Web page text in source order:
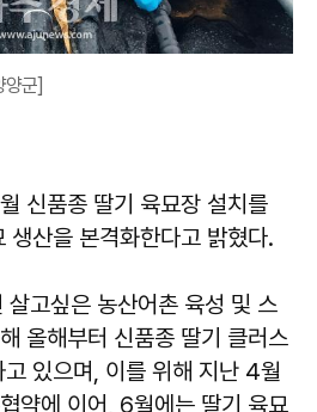
군]
신품종 딸기 육묘장 설치를
생산을 본격화한다고 밝혔다.
고싶은 농산어촌 육성 및 스
올해부터 신품종 딸기 클러스
있으며, 이를 위해 지난 4월
약에 이어, 6월에는 딸기 육묘